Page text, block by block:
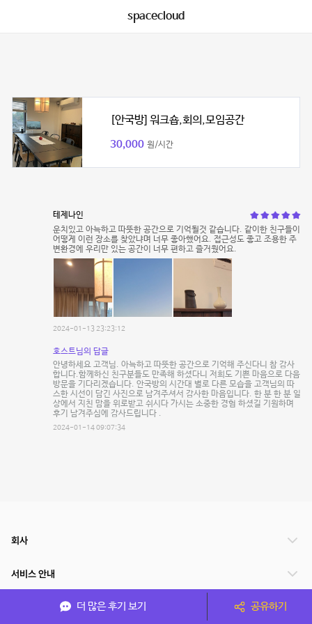
spacecloud
[안국방] 워크숍,회의,모임공간
30,000 원/시간
테제나인
운치있고 아늑하고 따뜻한 공간으로 기억될것 같습니다. 같이한 친구들이
어떻게 이런 장소를 찾았냐며 너무 좋아했어요. 접근성도 좋고 조용한 주
변환경에 우리만 있는 공간이 너무 편하고 즐거웠어요.
2024-01-13 23:23:12
호스트님의 답글
안녕하세요 고객님. 아늑하고 따뜻한 공간으로 기억해 주신다니 참 감사
합니다.함께하신 친구분들도 만족해 하셨다니 저희도 기쁜 마음으로 다음
방문을 기다리겠습니다. 안국방의 시간대 별로 다른 모습을 고객님의 따
스한 시선이 담긴 사진으로 남겨주셔서 감사한 마음입니다. 한 분 한 분 일
상에서 지친 맘을 위로받고 쉬시다 가시는 소중한 경험 하셨길 기원하며
후기 남겨주심에 감사드립니다 .
2024-01-14 09:07:34
더 많은 후기 보기 공유하기
회사
서비스 안내